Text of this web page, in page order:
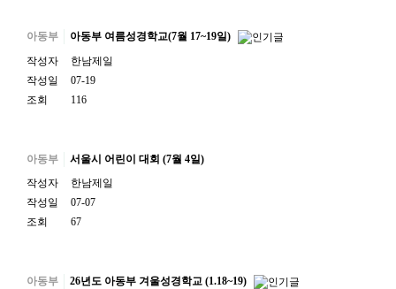
아동부
아동부 여름성경학교(7월 17~19일)
작성자
한남제일
작성일
07-19
조회
116
아동부
서울시 어린이 대회 (7월 4일)
작성자
한남제일
작성일
07-07
조회
67
아동부
26년도 아동부 겨울성경학교 (1.18~19)